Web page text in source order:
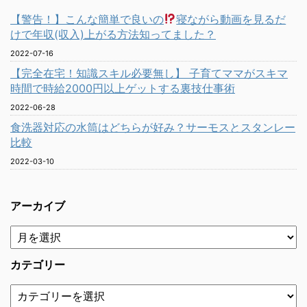
【警告！】こんな簡単で良いの
寝ながら動画を見るだ
けで年収(収入)上がる方法知ってました？
2022-07-16
【完全在宅！知識スキル必要無し】 子育てママがスキマ
時間で時給2000円以上ゲットする裏技仕事術
2022-06-28
食洗器対応の水筒はどちらが好み？サーモスとスタンレー
比較
2022-03-10
アーカイブ
カテゴリー